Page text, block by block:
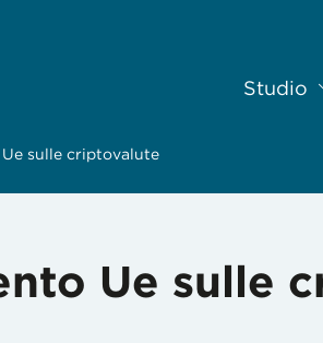
Studio
sulle criptovalute
Ue sulle